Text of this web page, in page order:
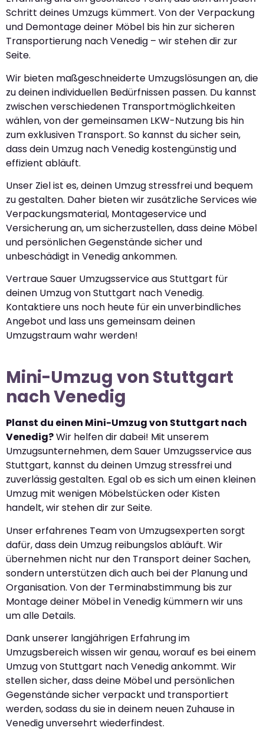
Schritt deines Umzugs kümmert. Von der Verpackung
und Demontage deiner Möbel bis hin zur sicheren
Transportierung nach Venedig – wir stehen dir zur
Seite.
Wir bieten maßgeschneiderte Umzugslösungen an, die
zu deinen individuellen Bedürfnissen passen. Du kannst
zwischen verschiedenen Transportmöglichkeiten
wählen, von der gemeinsamen LKW-Nutzung bis hin
zum exklusiven Transport. So kannst du sicher sein,
dass dein Umzug nach Venedig kostengünstig und
effizient abläuft.
Unser Ziel ist es, deinen Umzug stressfrei und bequem
zu gestalten. Daher bieten wir zusätzliche Services wie
Verpackungsmaterial, Montageservice und
Versicherung an, um sicherzustellen, dass deine Möbel
und persönlichen Gegenstände sicher und
unbeschädigt in Venedig ankommen.
Vertraue Sauer Umzugsservice aus Stuttgart für
deinen Umzug von Stuttgart nach Venedig.
Kontaktiere uns noch heute für ein unverbindliches
Angebot und lass uns gemeinsam deinen
Umzugstraum wahr werden!
Mini-Umzug von Stuttgart
nach Venedig
Planst du einen Mini-Umzug von Stuttgart nach
Venedig?Wir helfen dir dabei! Mit unserem
Umzugsunternehmen, dem Sauer Umzugsservice aus
Stuttgart, kannst du deinen Umzug stressfrei und
zuverlässig gestalten. Egal ob es sich um einen kleinen
Umzug mit wenigen Möbelstücken oder Kisten
handelt, wir stehen dir zur Seite.
Unser erfahrenes Team von Umzugsexperten sorgt
dafür, dass dein Umzug reibungslos abläuft. Wir
übernehmen nicht nur den Transport deiner Sachen,
sondern unterstützen dich auch bei der Planung und
Organisation. Von der Terminabstimmung bis zur
Montage deiner Möbel in Venedig kümmern wir uns
um alle Details.
Dank unserer langjährigen Erfahrung im
Umzugsbereich wissen wir genau, worauf es bei einem
Umzug von Stuttgart nach Venedig ankommt. Wir
stellen sicher, dass deine Möbel und persönlichen
Gegenstände sicher verpackt und transportiert
werden, sodass du sie in deinem neuen Zuhause in
Venedig unversehrt wiederfindest.